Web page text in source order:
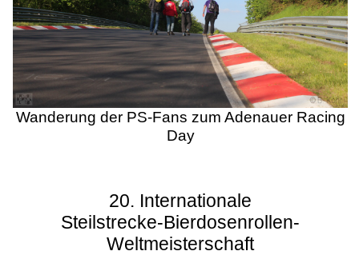
Wanderung der PS-Fans zum Adenauer Racing
Day
20. Internationale
Steilstrecke-Bierdosenrollen-
Weltmeisterschaft